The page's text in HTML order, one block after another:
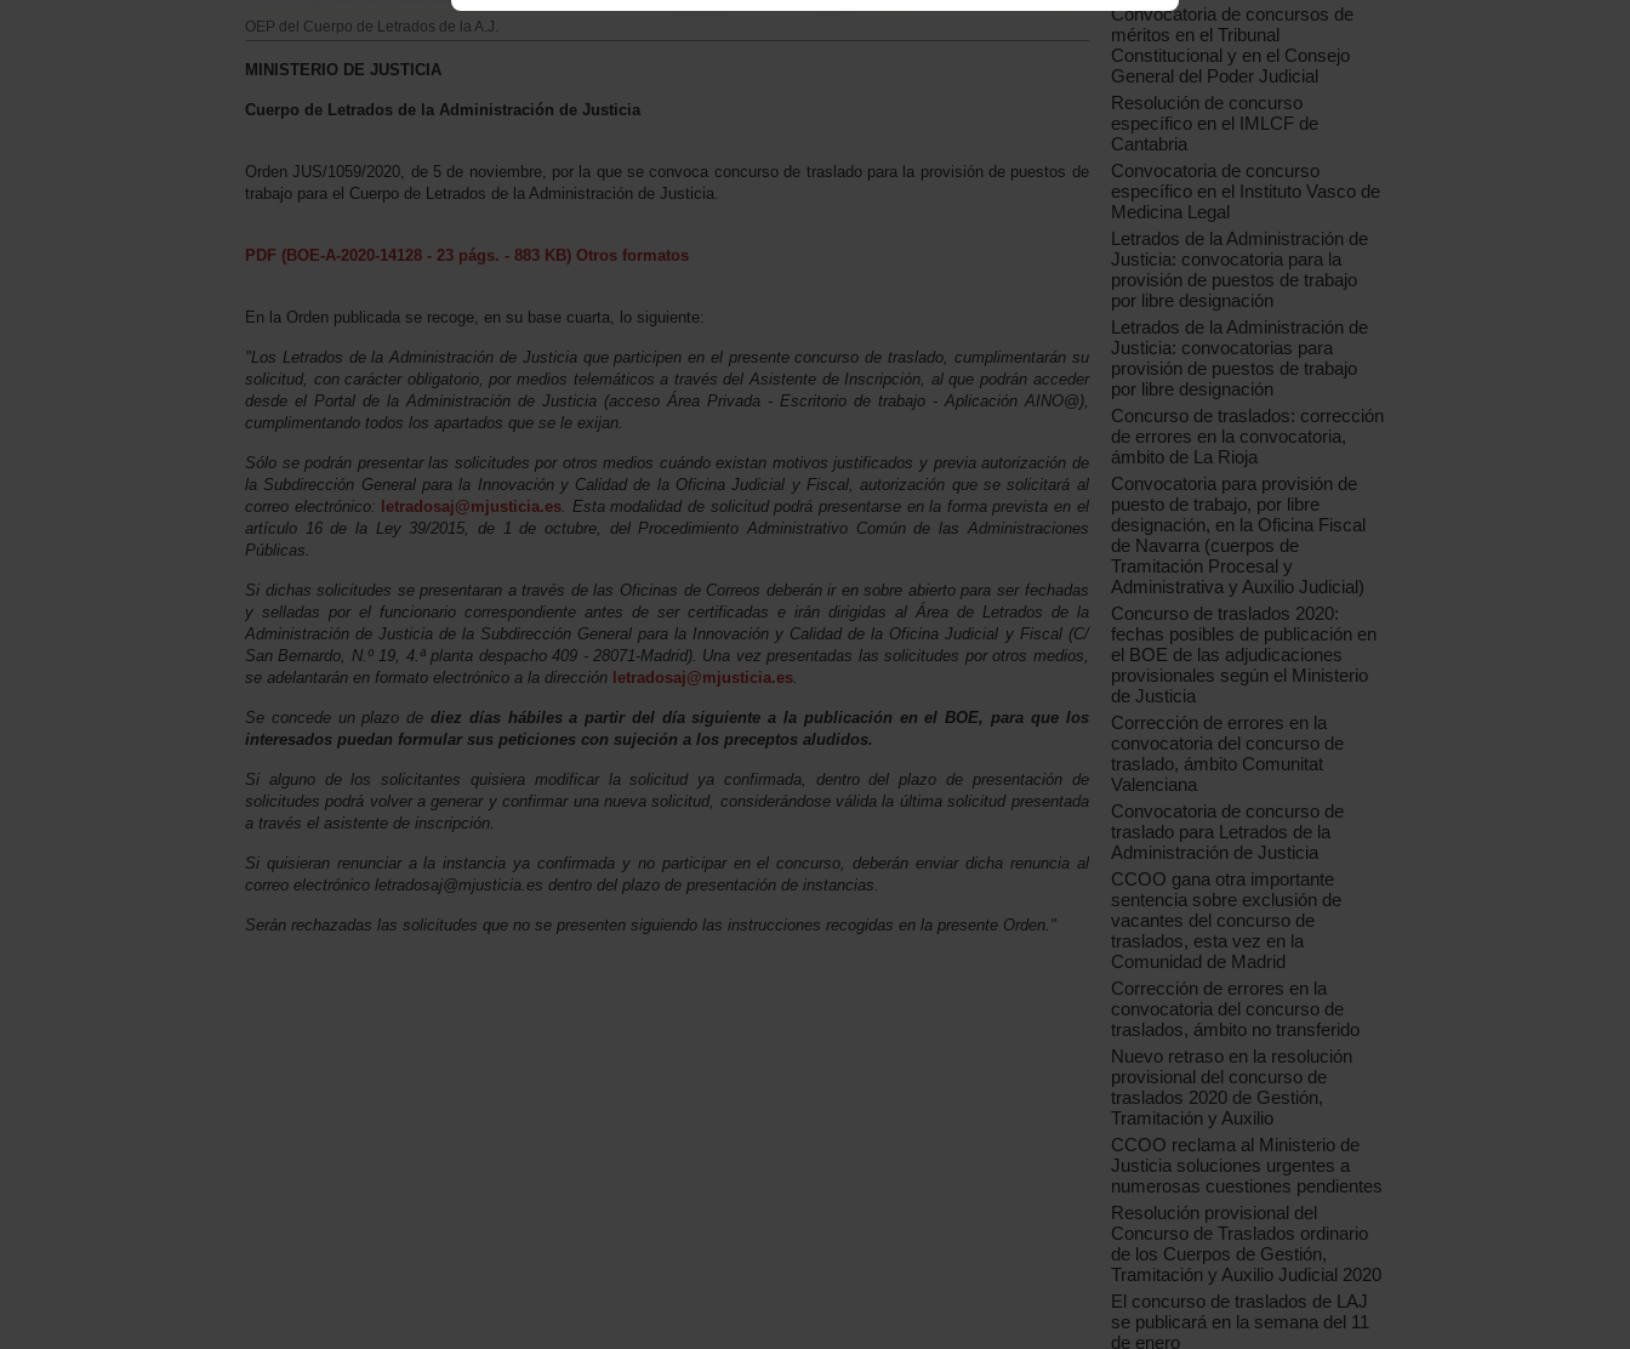
OEP del Cuerpo de Letrados de la A.J.
MINISTERIO DE JUSTICIA
Cuerpo de Letrados de la Administración de Justicia
Orden JUS/1059/2020, de 5 de noviembre, por la que se convoca concurso de traslado para la provisión de puestos de
trabajo para el Cuerpo de Letrados de la Administración de Justicia.
PDF (BOE-A-2020-14128 - 23 págs. - 883 KB) Otros formatos
En la Orden publicada se recoge, en su base cuarta, lo siguiente:
"Los Letrados de la Administración de Justicia que participen en el presente concurso de traslado, cumplimentarán su
solicitud, con carácter obligatorio, por medios telemáticos a través del Asistente de Inscripción, al que podrán acceder
desde el Portal de la Administración de Justicia (acceso Área Privada - Escritorio de trabajo - Aplicación AINO@),
cumplimentando todos los apartados que se le exijan.
Sólo se podrán presentar las solicitudes por otros medios cuándo existan motivos justificados y previa autorización de
la Subdirección General para la Innovación y Calidad de la Oficina Judicial y Fiscal, autorización que se solicitará al
correo electrónico: letradosaj@mjusticia.es . Esta modalidad de solicitud podrá presentarse en la forma prevista en el
artículo 16 de la Ley 39/2015, de 1 de octubre, del Procedimiento Administrativo Común de las Administraciones
Públicas.
Si dichas solicitudes se presentaran a través de las Oficinas de Correos deberán ir en sobre abierto para ser fechadas
y selladas por el funcionario correspondiente antes de ser certificadas e irán dirigidas al Área de Letrados de la
Administración de Justicia de la Subdirección General para la Innovación y Calidad de la Oficina Judicial y Fiscal (C/
San Bernardo, N.º 19, 4.ª planta despacho 409 - 28071-Madrid). Una vez presentadas las solicitudes por otros medios,
se adelantarán en formato electrónico a la dirección letradosaj@mjusticia.es
Se concede un plazo de diez días hábiles a partir del día siguiente a la publicación en el BOE, para que los
interesados puedan formular sus peticiones con sujeción a los preceptos aludidos.
Si alguno de los solicitantes quisiera modificar la solicitud ya confirmada, dentro del plazo de presentación de
solicitudes podrá volver a generar y confirmar una nueva solicitud, considerándose válida la última solicitud presentada
a través el asistente de inscripción.
Si quisieran renunciar a la instancia ya confirmada y no participar en el concurso, deberán enviar dicha renuncia al
correo electrónico letradosaj@mjusticia.es dentro del plazo de presentación de instancias.
Serán rechazadas las solicitudes que no se presenten siguiendo las instrucciones recogidas en la presente Orden."
Convocatoria de concursos de
méritos en el Tribunal
Constitucional y en el Consejo
General del Poder Judicial
Resolución de concurso
específico en el IMLCF de
Cantabria
Convocatoria de concurso
específico en el Instituto Vasco de
Medicina Legal
Letrados de la Administración de
Justicia: convocatoria para la
provisión de puestos de trabajo
por libre designación
Letrados de la Administración de
Justicia: convocatorias para
provisión de puestos de trabajo
por libre designación
Concurso de traslados: corrección
de errores en la convocatoria,
ámbito de La Rioja
Convocatoria para provisión de
puesto de trabajo, por libre
designación, en la Oficina Fiscal
de Navarra (cuerpos de
Tramitación Procesal y
Administrativa y Auxilio Judicial)
Concurso de traslados 2020:
fechas posibles de publicación en
el BOE de las adjudicaciones
provisionales según el Ministerio
de Justicia
Corrección de errores en la
convocatoria del concurso de
traslado, ámbito Comunitat
Valenciana
Convocatoria de concurso de
traslado para Letrados de la
Administración de Justicia
CCOO gana otra importante
sentencia sobre exclusión de
vacantes del concurso de
traslados, esta vez en la
Comunidad de Madrid
Corrección de errores en la
convocatoria del concurso de
traslados, ámbito no transferido
Nuevo retraso en la resolución
provisional del concurso de
traslados 2020 de Gestión,
Tramitación y Auxilio
CCOO reclama al Ministerio de
Justicia soluciones urgentes a
numerosas cuestiones pendientes
Resolución provisional del
Concurso de Traslados ordinario
de los Cuerpos de Gestión,
Tramitación y Auxilio Judicial 2020
El concurso de traslados de LAJ
se publicará en la semana del 11
de enero